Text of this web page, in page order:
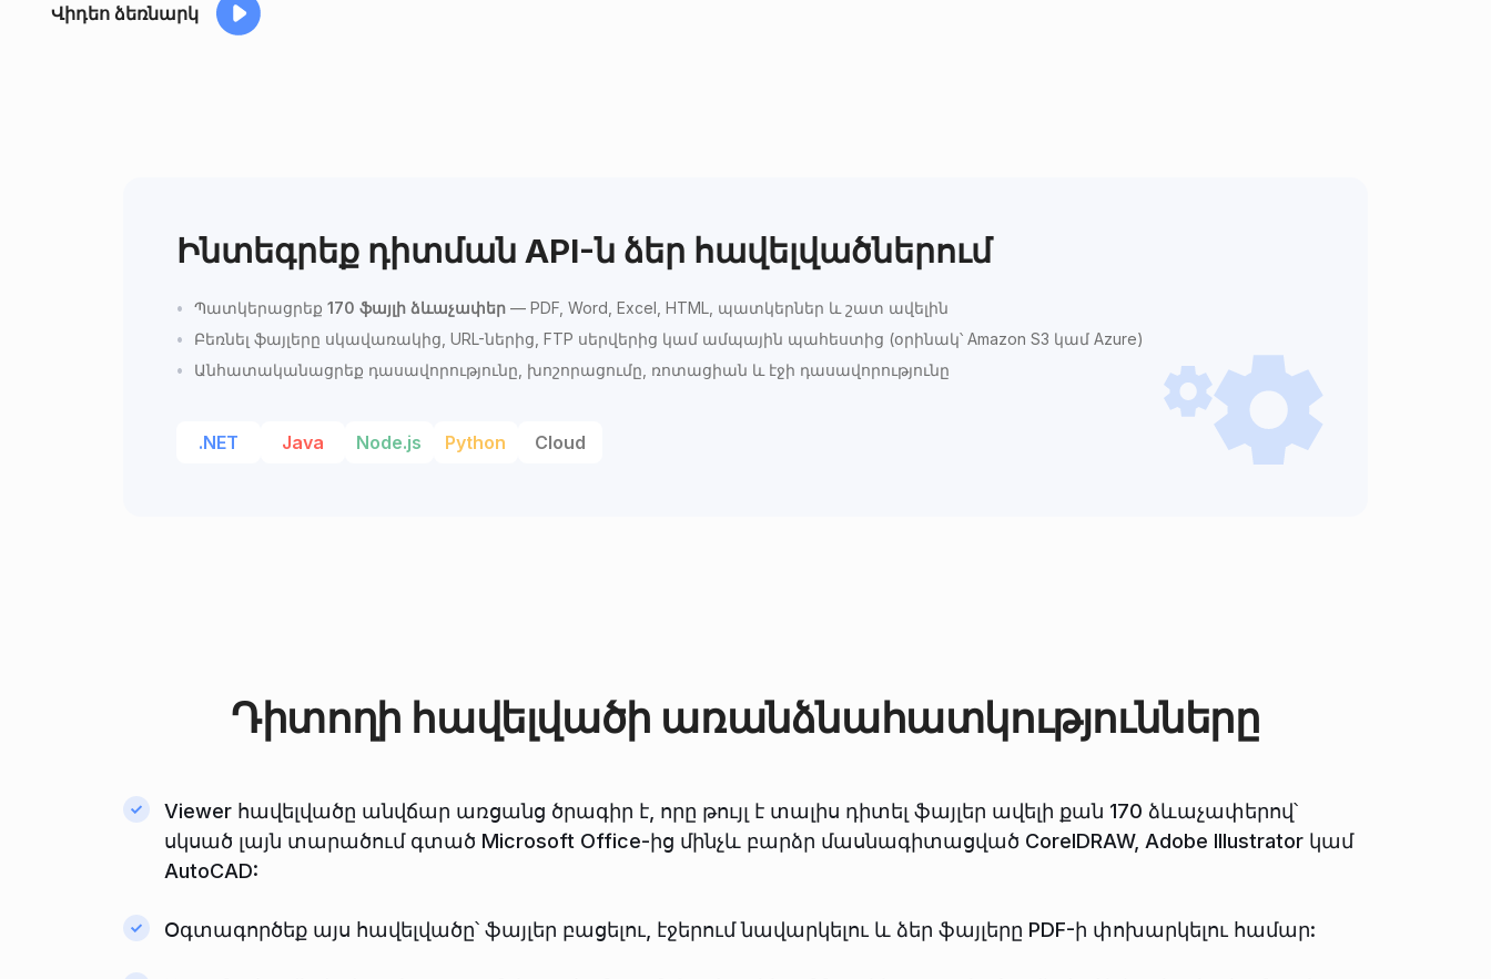
Վիդեո ձեռնարկ
Ինտեգրեք դիտման API-ն ձեր հավելվածներում
Պատկերացրեք 170 ֆայլի ձևաչափեր — PDF, Word, Excel, HTML, պատկերներ և շատ ավելին
Բեռնել ֆայլերը սկավառակից, URL-ներից, FTP սերվերից կամ ամպային պահեստից (օրինակ՝ Amazon S3 կամ Azure)
Անհատականացրեք դասավորությունը, խոշորացումը, ռոտացիան և էջի դասավորությունը
.NET Java Node.js Python Cloud
Դիտողի հավելվածի առանձնահատկությունները
Viewer հավելվածը անվճար առցանց ծրագիր է, որը թույլ է տալիս դիտել ֆայլեր ավելի քան 170 ձևաչափերով՝
սկսած լայն տարածում գտած Microsoft Office-ից մինչև բարձր մասնագիտացված CorelDRAW, Adobe Illustrator կամ
AutoCAD:
Օգտագործեք այս հավելվածը՝ ֆայլեր բացելու, էջերում նավարկելու և ձեր ֆայլերը PDF-ի փոխարկելու համար: